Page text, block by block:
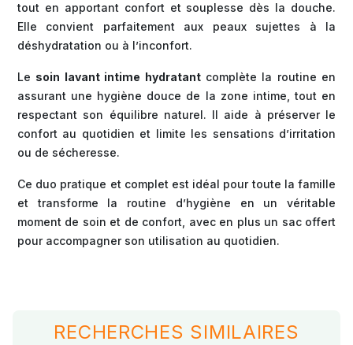
tout en apportant confort et souplesse dès la douche.
Elle convient parfaitement aux peaux sujettes à la
déshydratation ou à l’inconfort.
Le soin lavant intime hydratantcomplète la routine en
assurant une hygiène douce de la zone intime, tout en
respectant son équilibre naturel. Il aide à préserver le
confort au quotidien et limite les sensations d’irritation
ou de sécheresse.
Ce duo pratique et complet est idéal pour toute la famille
et transforme la routine d’hygiène en un véritable
moment de soin et de confort, avec en plus un sac offert
pour accompagner son utilisation au quotidien.
RECHERCHES SIMILAIRES